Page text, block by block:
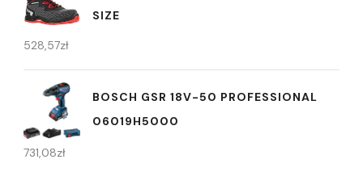
SIZE
528,57zł
BOSCH GSR 18V-50 PROFESSIONAL
06019H5000
731,08zł